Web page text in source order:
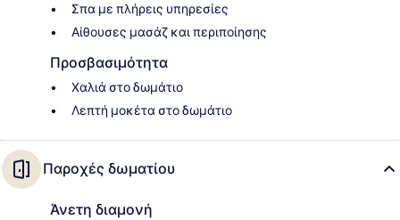
Σπα με πλήρεις υπηρεσίες
Αίθουσες μασάζ και περιποίησης
Προσβασιμότητα
Χαλιά στο δωμάτιο
Λεπτή μοκέτα στο δωμάτιο
Παροχές δωματίου
Άνετη διαμονή